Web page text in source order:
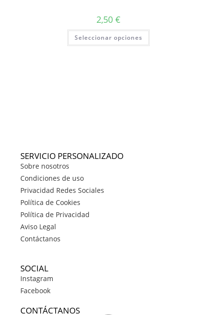
2,50 €
Seleccionar opciones
SERVICIO PERSONALIZADO
Sobre nosotros
Condiciones de uso
Privacidad Redes Sociales
Política de Cookies
Política de Privacidad
Aviso Legal
Contáctanos
SOCIAL
Instagram
Facebook
CONTÁCTANOS